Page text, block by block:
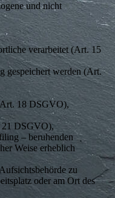
und nicht
verarbeitet (Art. 15
gespeichert werden (Art.
18 DSGVO),
21 DSGVO),
– beruhenden
Weise erheblich
zu
oder am Ort des